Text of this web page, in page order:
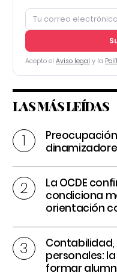
Acepto el Aviso legal y la
LAS MÁS LEÍDAS
La OCDE
condiciona
orientación
Contabilidad,
personales:
formar